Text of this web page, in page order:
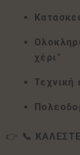
χέρι”
Τεχνική
👉 📞